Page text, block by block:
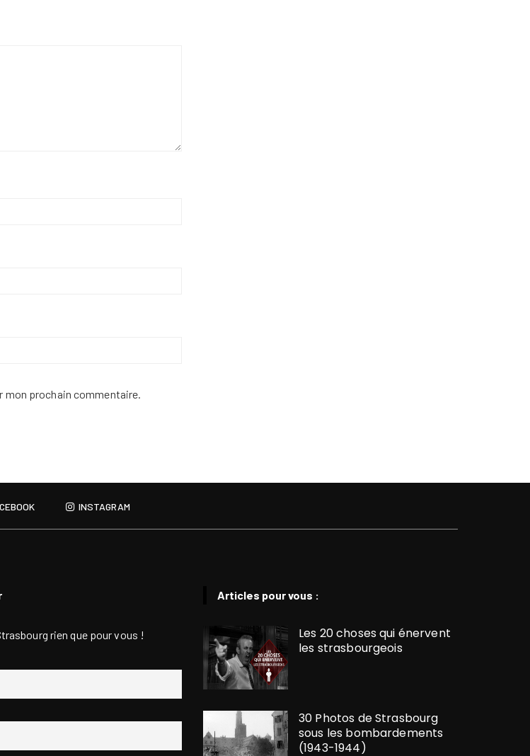
mon prochain commentaire.
INSTAGRAM
rien que pour vous !
Articles pour vous :
Les 20 choses qui énervent
les strasbourgeois
30 Photos de Strasbourg
sous les bombardements
(1943-1944)